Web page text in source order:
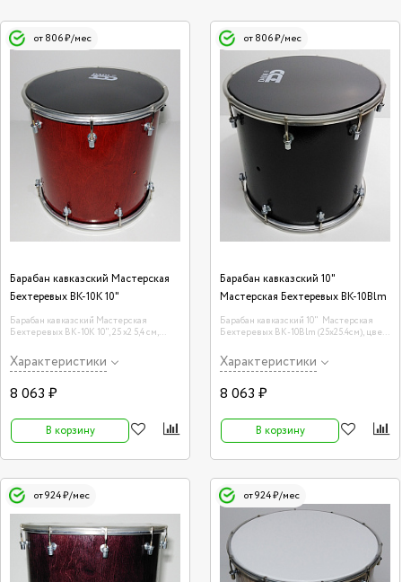
от 806 ₽/мес
Барабан кавказский Мастерская
Бехтеревых BK-10K 10"
Барабан кавказский Мастерская
Бехтеревых BK-10K 10", 25 х2 5,4 см,
Характеристики
8 063 ₽
В корзину
от 806 ₽/мес
Барабан кавказский 10"
Мастерская Бехтеревых BK-10Blm
Барабан кавказский 10" Мастерская
Бехтеревых BK-10Blm (25х25.4см), цвет
Характеристики
8 063 ₽
В корзину
от 924 ₽/мес от 924 ₽/мес